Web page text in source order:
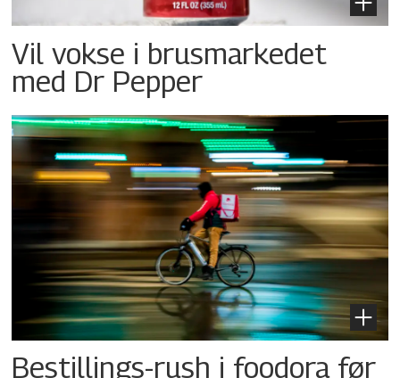
Vil vokse i brusmarkedet
med Dr Pepper
Bestillings-rush i foodora før